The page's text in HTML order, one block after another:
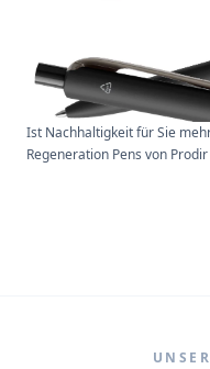
Ist Nachhaltigkeit für Sie
Regeneration Pens von